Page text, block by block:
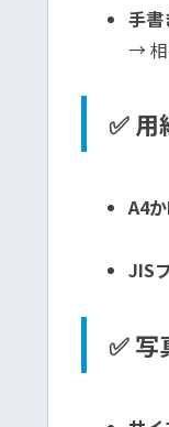
手書
→ 相
✅
A4
JIS
✅ 写